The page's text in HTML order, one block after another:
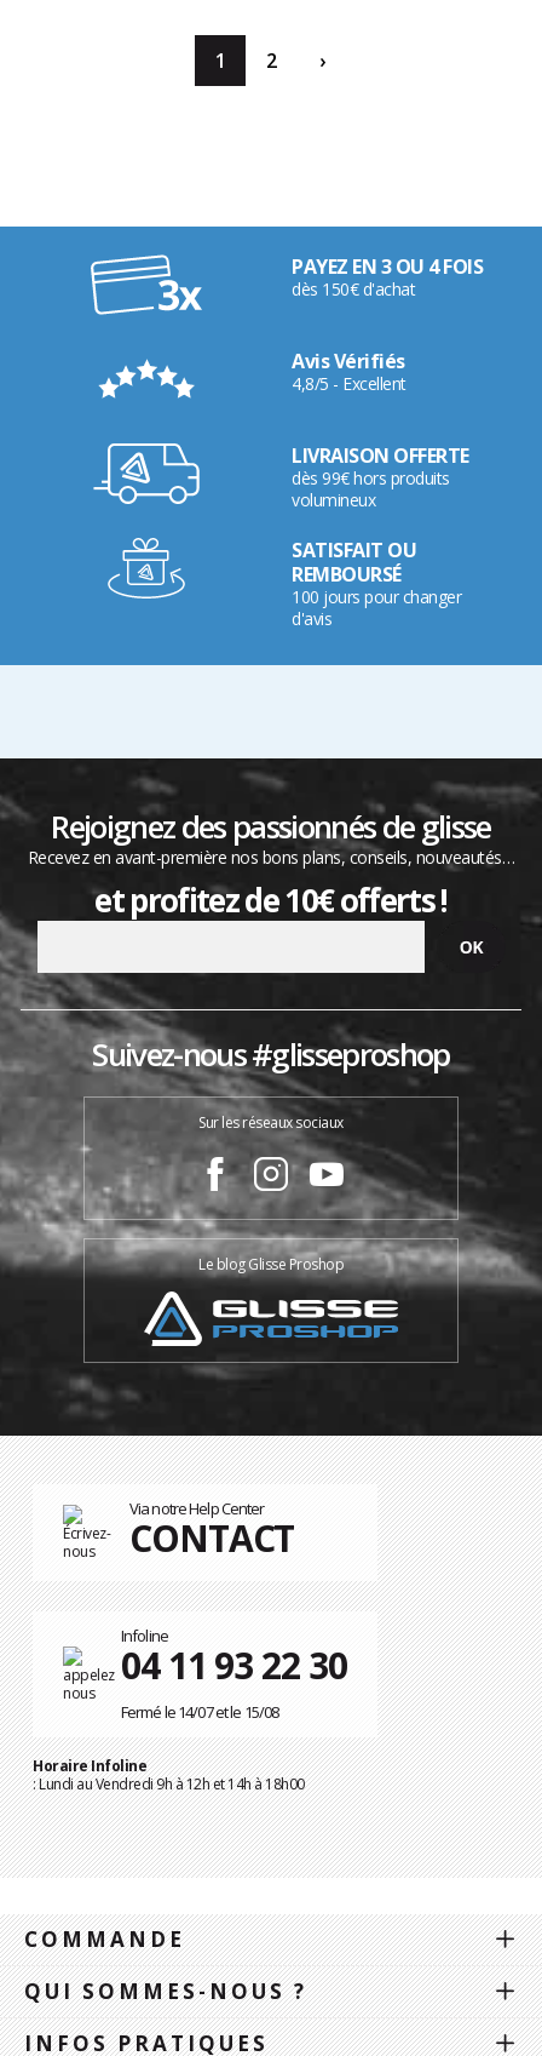
1 2 ›
PAYEZ EN 3 OU 4 FOIS
dès 150€ d'achat
Avis Vérifiés
4,8/5 - Excellent
LIVRAISON OFFERTE
dès 99€ hors produits
volumineux
SATISFAIT OU
REMBOURSÉ
100 jours pour changer
d'avis
Rejoignez des passionnés de glisse
Recevez en avant-première nos bons plans, conseils, nouveautés…
et profitez de 10€ offerts !
Suivez-nous #glisseproshop
Sur les réseaux sociaux
Le blog Glisse Proshop
Via notre Help Center
CONTACT
Infoline
04 11 93 22 30
Fermé le 14/07 et le 15/08
Horaire Infoline
: Lundi au Vendredi 9h à 12h et 14h à 18h00
COMMANDE
QUI SOMMES-NOUS ?
INFOS PRATIQUES